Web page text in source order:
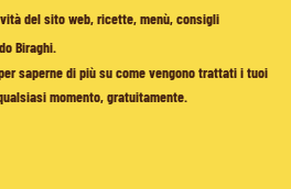
del sito web, ricette, menù, consigli
Biraghi.
saperne di più su come vengono trattati i tuoi
momento, gratuitamente.